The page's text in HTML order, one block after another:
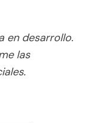
en desarrollo.
las